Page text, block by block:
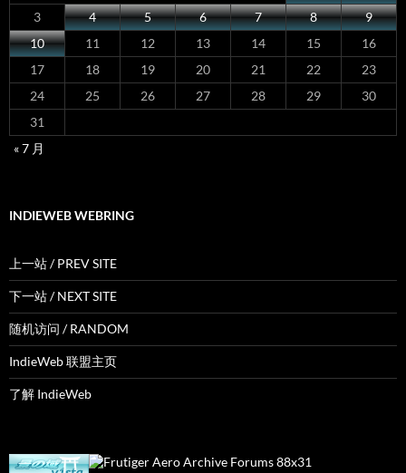
3
4 5 6 7 8
9
10
11 12 13 14 15
16
17
18 19 20 21 22
23
24
25 26 27 28 29
30
31
« 7 月
INDIEWEB WEBRING
上一站 / PREV SITE
下一站 / NEXT SITE
随机访问 / RANDOM
IndieWeb 联盟主页
了解 IndieWeb